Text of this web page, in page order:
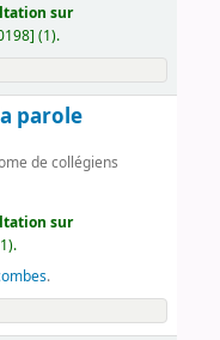
sur
(1).
parole
de collégiens
sur
.